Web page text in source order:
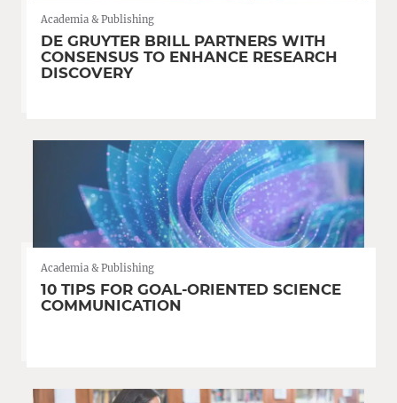
Academia & Publishing
DE GRUYTER BRILL PARTNERS WITH
CONSENSUS TO ENHANCE RESEARCH
DISCOVERY
Academia & Publishing
10 TIPS FOR GOAL-ORIENTED SCIENCE
COMMUNICATION